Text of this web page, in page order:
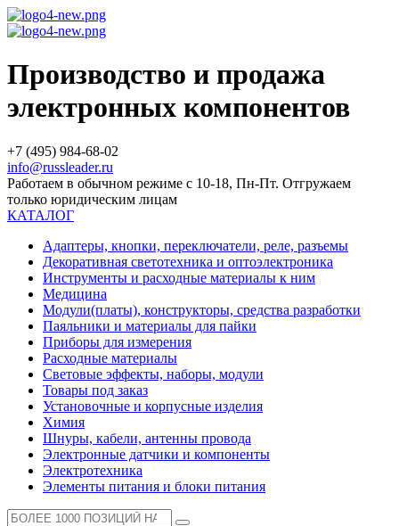
Производство и продажа
электронных компонентов
+7 (495) 984-68-02
info@russleader.ru
Работаем в обычном режиме с 10-18, Пн-Пт. Отгружаем
только юридическим лицам
КАТАЛОГ
Адаптеры, кнопки, переключатели, реле, разъемы
Декоративная светотехника и оптоэлектроника
Инструменты и расходные материалы к ним
Медицина
Модули(платы), конструкторы, средства разработки
Паяльники и материалы для пайки
Приборы для измерения
Расходные материалы
Световые эффекты, наборы, модули
Товары под заказ
Установочные и корпусные изделия
Химия
Шнуры, кабели, антенны провода
Электронные датчики и компоненты
Электротехника
Элементы питания и блоки питания